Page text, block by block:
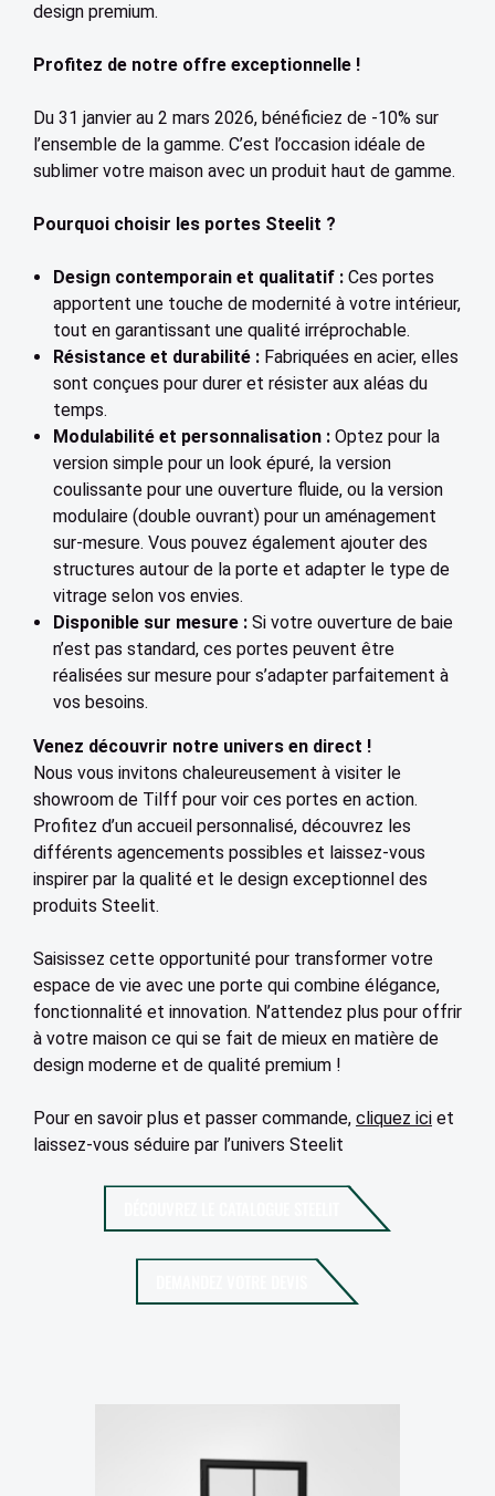
design premium.
Profitez de notre offre exceptionnelle !
Du 31 janvier au 2 mars 2026, bénéficiez de -10% sur
l’ensemble de la gamme. C’est l’occasion idéale de
sublimer votre maison avec un produit haut de gamme.
Pourquoi choisir les portes Steelit ?
Design contemporain et qualitatif : Ces portes
apportent une touche de modernité à votre intérieur,
tout en garantissant une qualité irréprochable.
Résistance et durabilité : Fabriquées en acier, elles
sont conçues pour durer et résister aux aléas du
temps.
Modulabilité et personnalisation : Optez pour la
version simple pour un look épuré, la version
coulissante pour une ouverture fluide, ou la version
modulaire (double ouvrant) pour un aménagement
sur-mesure. Vous pouvez également ajouter des
structures autour de la porte et adapter le type de
vitrage selon vos envies.
Disponible sur mesure : Si votre ouverture de baie
n’est pas standard, ces portes peuvent être
réalisées sur mesure pour s’adapter parfaitement à
vos besoins.
Venez découvrir notre univers en direct !
Nous vous invitons chaleureusement à visiter le
showroom de Tilff pour voir ces portes en action.
Profitez d’un accueil personnalisé, découvrez les
différents agencements possibles et laissez-vous
inspirer par la qualité et le design exceptionnel des
produits Steelit.
Saisissez cette opportunité pour transformer votre
espace de vie avec une porte qui combine élégance,
fonctionnalité et innovation. N’attendez plus pour offrir
à votre maison ce qui se fait de mieux en matière de
design moderne et de qualité premium !
Pour en savoir plus et passer commande, cliquez ici et
laissez-vous séduire par l’univers Steelit